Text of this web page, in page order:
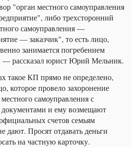
"орган местного самоуправления
либо трехсторонний
самоуправления —
— заказчик", то есть лицо,
занимается погребением
— рассказал юрист Юрий Мельник.
такое КП прямо не определено,
которое провело захоронение
самоуправления с
и ему возмещают
счетов семьям
дают. Просят отдавать деньги
на частную карточку.